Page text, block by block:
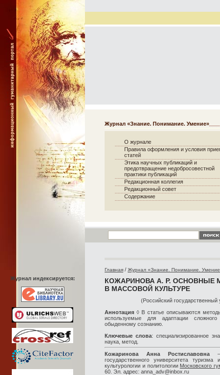
Журнал индексируется:
Журнал «Знание. Понимание. Умение»
О журнале
Правила оформления и условия
статей
Этика научных публикаций и
предотвращение недобросовестной
практики публикаций
Редакционная коллегия
Редакционный совет
Содержание
Главная / Журнал «Знание. Понимание.
КОЖАРИНОВА А. Р. ОСНОВНЫЕ
В МАССОВОЙ КУЛЬТУРЕ
(Российский государственный
Аннотация ◊ В статье описываются
используемые для адаптации
обыденному сознанию.
Ключевые слова: специализированное
наука, метод.
Кожаринова Анна Ростиславовна—
государственного университета
культурологии и политологии Московского
60. Эл. адрес: anna_adv@inbox.ru